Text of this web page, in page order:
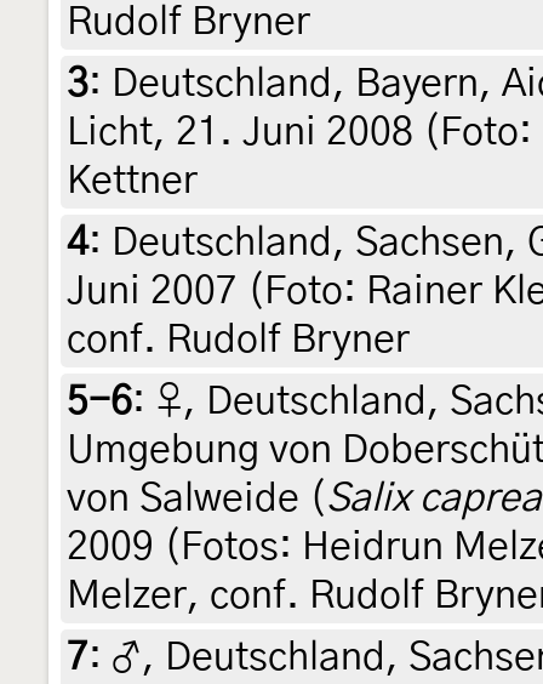
Rudolf Bryner
3: Deutschland, Bayern,
Licht, 21. Juni 2008
Kettner
4: Deutschland, Sachsen,
Juni 2007 (Foto: Rainer
conf. Rudolf Bryner
5-6: ♀, Deutschland,
Umgebung von
von Salweide (Salix caprea
2009 (Fotos: Heidrun
Melzer, conf. Rudolf
7: ♂, Deutschland,